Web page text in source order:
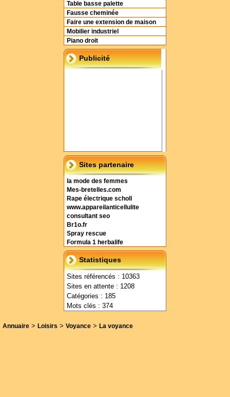
Table basse palette
Fausse cheminée
Faire une extension de maison
Mobilier industriel
Piano droit
Publicité
Sites partenaire
la mode des femmes
Mes-bretelles.com
Rape électrique scholl
www.appareilanticellulite
consultant seo
Br1o.fr
Spray rescue
Formula 1 herbalife
Statistiques
Sites référencés : 10363
Sites en attente : 1208
Catégories : 185
Mots clés : 374
Annuaire > Loisirs > Voyance > La voyance